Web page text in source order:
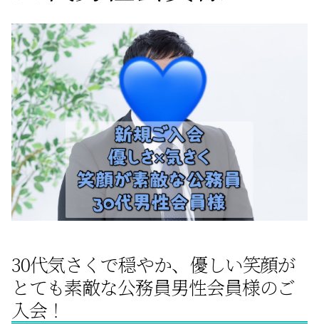
サービスの特徴
ご成婚までの流れ
料金
サービス比較
よくある質問
30代気さくで穏やか、優しい笑顔が
とても素敵な公務員男性会員様のご
入会！